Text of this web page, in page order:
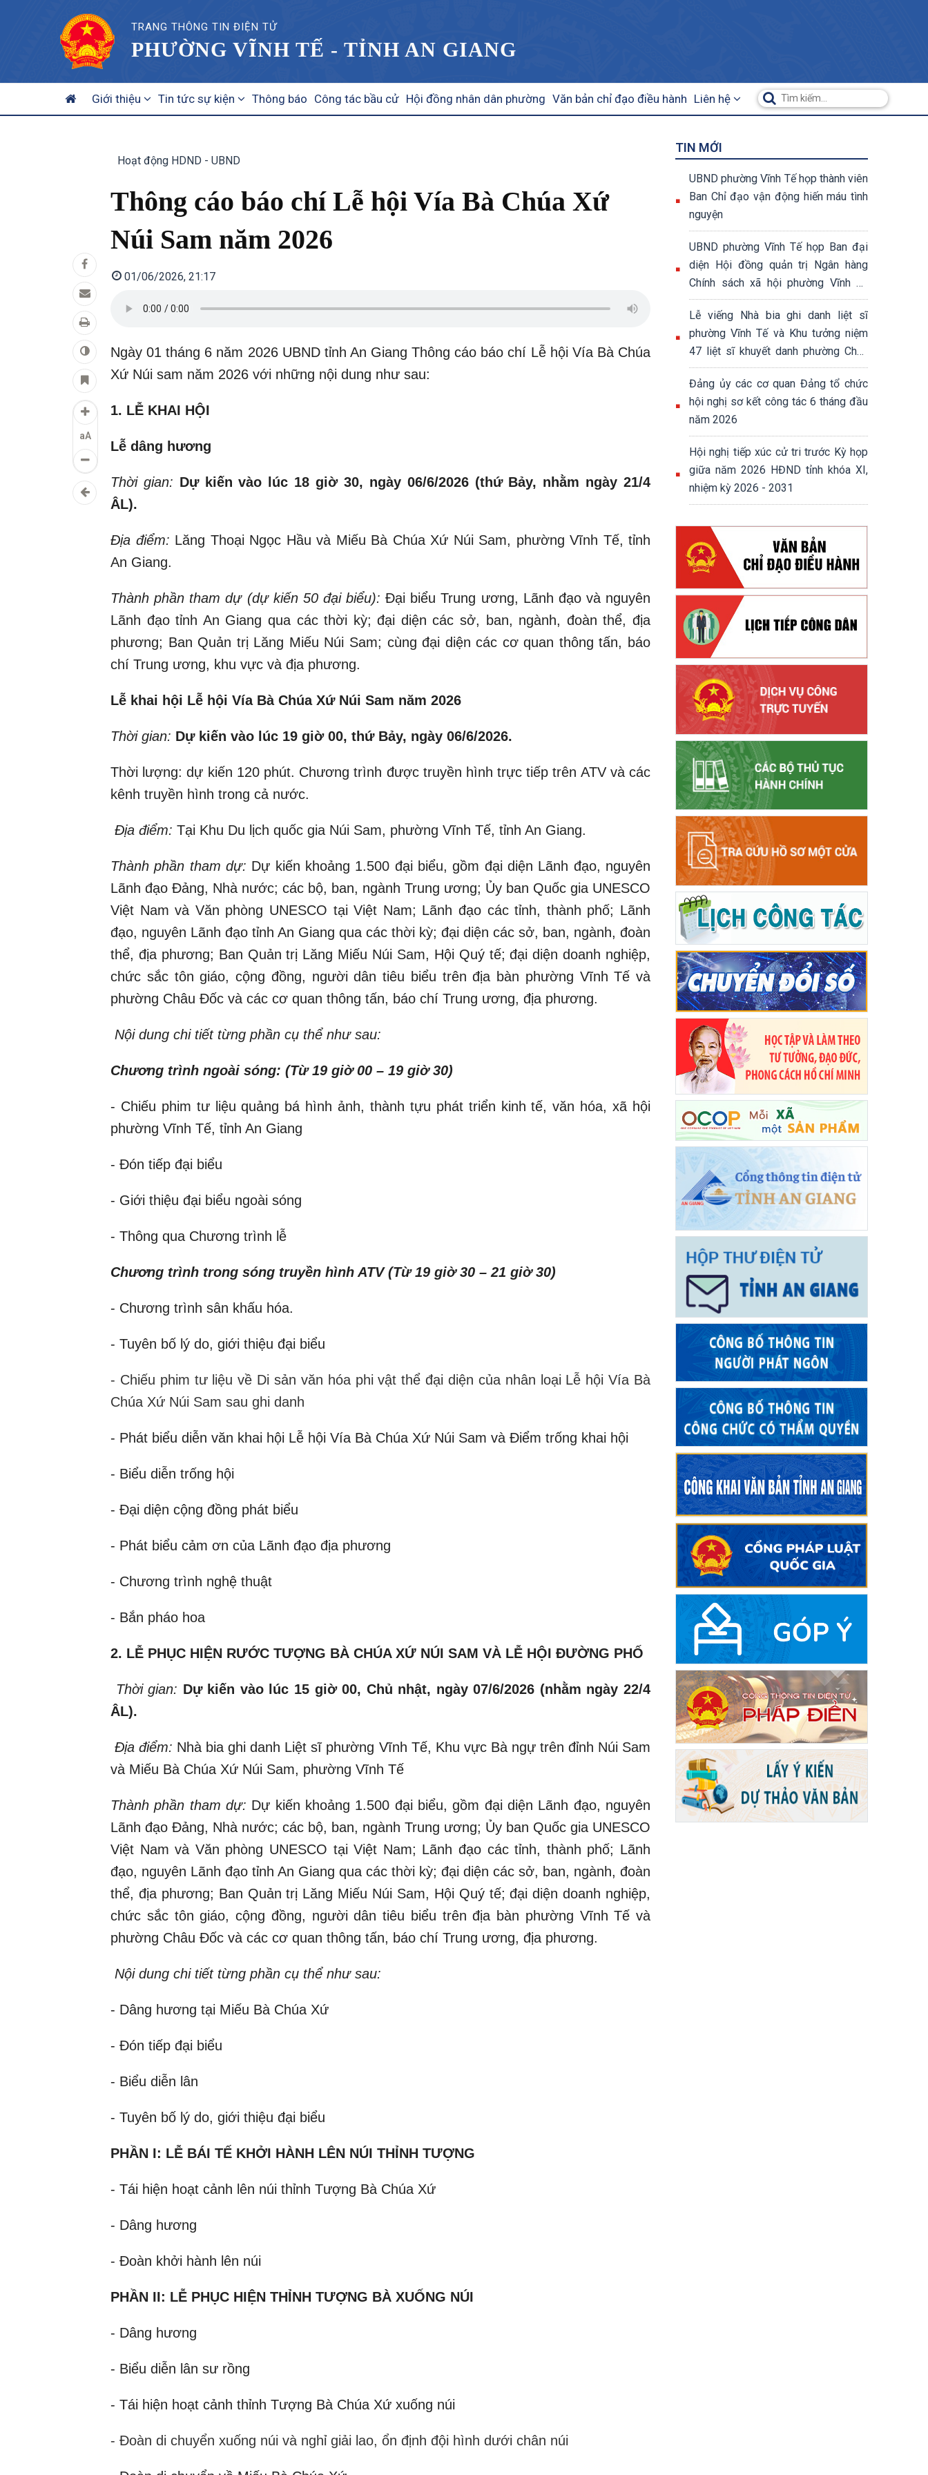
TRANG THÔNG TIN ĐIỆN TỬ
PHƯỜNG VĨNH TẾ - TỈNH AN GIANG
NAVIGATION
Giới thiệu Tin tức sự kiện Thông báo Công tác bầu cử Hội đồng nhân dân phường Văn bản chỉ đạo điều hành Liên hệ
aA
Hoạt động HDND - UBND
Thông cáo báo chí Lễ hội Vía Bà Chúa Xứ
Núi Sam năm 2026
01/06/2026, 21:17
Ngày 01 tháng 6 năm 2026 UBND tỉnh An Giang Thông cáo báo chí Lễ hội Vía Bà Chúa
Xứ Núi sam năm 2026 với những nội dung như sau:
1. LỄ KHAI HỘI
Lễ dâng hương
Thời gian: Dự kiến vào lúc 18 giờ 30, ngày 06/6/2026 (thứ Bảy, nhằm ngày 21/4
ÂL).
Địa điểm: Lăng Thoại Ngọc Hầu và Miếu Bà Chúa Xứ Núi Sam, phường Vĩnh Tế, tỉnh
An Giang.
Thành phần tham dự (dự kiến 50 đại biểu):Đại biểu Trung ương, Lãnh đạo và nguyên
Lãnh đạo tỉnh An Giang qua các thời kỳ; đại diện các sở, ban, ngành, đoàn thể, địa
phương; Ban Quản trị Lăng Miếu Núi Sam; cùng đại diện các cơ quan thông tấn, báo
chí Trung ương, khu vực và địa phương.
Lễ khai hội Lễ hội Vía Bà Chúa Xứ Núi Sam năm 2026
Thời gian: Dự kiến vào lúc 19 giờ 00, thứ Bảy, ngày 06/6/2026.
Thời lượng: dự kiến 120 phút. Chương trình được truyền hình trực tiếp trên ATV và các
kênh truyền hình trong cả nước.
Địa điểm: Tại Khu Du lịch quốc gia Núi Sam, phường Vĩnh Tế, tỉnh An Giang.
Thành phần tham dự: Dự kiến khoảng 1.500 đại biểu, gồm đại diện Lãnh đạo, nguyên
Lãnh đạo Đảng, Nhà nước; các bộ, ban, ngành Trung ương; Ủy ban Quốc gia UNESCO
Việt Nam và Văn phòng UNESCO tại Việt Nam; Lãnh đạo các tỉnh, thành phố; Lãnh
đạo, nguyên Lãnh đạo tỉnh An Giang qua các thời kỳ; đại diện các sở, ban, ngành, đoàn
thể, địa phương; Ban Quản trị Lăng Miếu Núi Sam, Hội Quý tế; đại diện doanh nghiệp,
chức sắc tôn giáo, cộng đồng, người dân tiêu biểu trên địa bàn phường Vĩnh Tế và
phường Châu Đốc và các cơ quan thông tấn, báo chí Trung ương, địa phương.
Nội dung chi tiết từng phần cụ thể như sau:
Chương trình ngoài sóng: (Từ 19 giờ 00 – 19 giờ 30)
- Chiếu phim tư liệu quảng bá hình ảnh, thành tựu phát triển kinh tế, văn hóa, xã hội
phường Vĩnh Tế, tỉnh An Giang
- Đón tiếp đại biểu
- Giới thiệu đại biểu ngoài sóng
- Thông qua Chương trình lễ
Chương trình trong sóng truyền hình ATV (Từ 19 giờ 30 – 21 giờ 30)
- Chương trình sân khấu hóa.
- Tuyên bố lý do, giới thiệu đại biểu
- Chiếu phim tư liệu về Di sản văn hóa phi vật thể đại diện của nhân loại Lễ hội Vía Bà
Chúa Xứ Núi Sam sau ghi danh
- Phát biểu diễn văn khai hội Lễ hội Vía Bà Chúa Xứ Núi Sam và Điểm trống khai hội
- Biểu diễn trống hội
- Đại diện cộng đồng phát biểu
- Phát biểu cảm ơn của Lãnh đạo địa phương
- Chương trình nghệ thuật
- Bắn pháo hoa
2. LỄ PHỤC HIỆN RƯỚC TƯỢNG BÀ CHÚA XỨ NÚI SAM VÀ LỄ HỘI ĐƯỜNG PHỐ
Thời gian: Dự kiến vào lúc 15 giờ 00, Chủ nhật, ngày 07/6/2026 (nhằm ngày 22/4
ÂL).
Địa điểm: Nhà bia ghi danh Liệt sĩ phường Vĩnh Tế, Khu vực Bà ngự trên đỉnh Núi Sam
và Miếu Bà Chúa Xứ Núi Sam, phường Vĩnh Tế
Thành phần tham dự: Dự kiến khoảng 1.500 đại biểu, gồm đại diện Lãnh đạo, nguyên
Lãnh đạo Đảng, Nhà nước; các bộ, ban, ngành Trung ương; Ủy ban Quốc gia UNESCO
Việt Nam và Văn phòng UNESCO tại Việt Nam; Lãnh đạo các tỉnh, thành phố; Lãnh
đạo, nguyên Lãnh đạo tỉnh An Giang qua các thời kỳ; đại diện các sở, ban, ngành, đoàn
thể, địa phương; Ban Quản trị Lăng Miếu Núi Sam, Hội Quý tế; đại diện doanh nghiệp,
chức sắc tôn giáo, cộng đồng, người dân tiêu biểu trên địa bàn phường Vĩnh Tế và
phường Châu Đốc và các cơ quan thông tấn, báo chí Trung ương, địa phương.
Nội dung chi tiết từng phần cụ thể như sau:
- Dâng hương tại Miếu Bà Chúa Xứ
- Đón tiếp đại biểu
- Biểu diễn lân
- Tuyên bố lý do, giới thiệu đại biểu
PHẦN I: LỄ BÁI TẾ KHỞI HÀNH LÊN NÚI THỈNH TƯỢNG
- Tái hiện hoạt cảnh lên núi thỉnh Tượng Bà Chúa Xứ
- Dâng hương
- Đoàn khởi hành lên núi
PHẦN II: LỄ PHỤC HIỆN THỈNH TƯỢNG BÀ XUỐNG NÚI
- Dâng hương
- Biểu diễn lân sư rồng
- Tái hiện hoạt cảnh thỉnh Tượng Bà Chúa Xứ xuống núi
- Đoàn di chuyển xuống núi và nghỉ giải lao, ổn định đội hình dưới chân núi
TIN MỚI
UBND phường Vĩnh Tế họp thành viên
Ban Chỉ đạo vận động hiến máu tình
nguyện
UBND phường Vĩnh Tế họp Ban đại
diện Hội đồng quản trị Ngân hàng
Chính sách xã hội phường Vĩnh Tế
quý II năm 2026
Lễ viếng Nhà bia ghi danh liệt sĩ
phường Vĩnh Tế và Khu tưởng niệm
47 liệt sĩ khuyết danh phường Châu
Đốc
Đảng ủy các cơ quan Đảng tổ chức
hội nghị sơ kết công tác 6 tháng đầu
năm 2026
Hội nghị tiếp xúc cử tri trước Kỳ họp
giữa năm 2026 HĐND tỉnh khóa XI,
nhiệm kỳ 2026 - 2031